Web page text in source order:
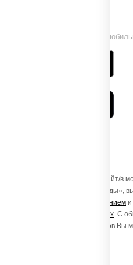
Установи
Осуществляя вход на этот Сайт/в
«ПиццаСушиВок - доставка еды»,
Пользовательским соглашением и
защите персональных данных. С
и порядке получения подарков Вы